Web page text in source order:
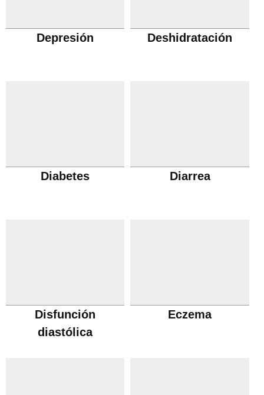
Depresión Deshidratación
Diabetes Diarrea
Disfunción
diastólica
Eczema